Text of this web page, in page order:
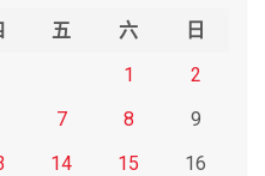
五 六
日
1
2
7 8
9
14 15
16